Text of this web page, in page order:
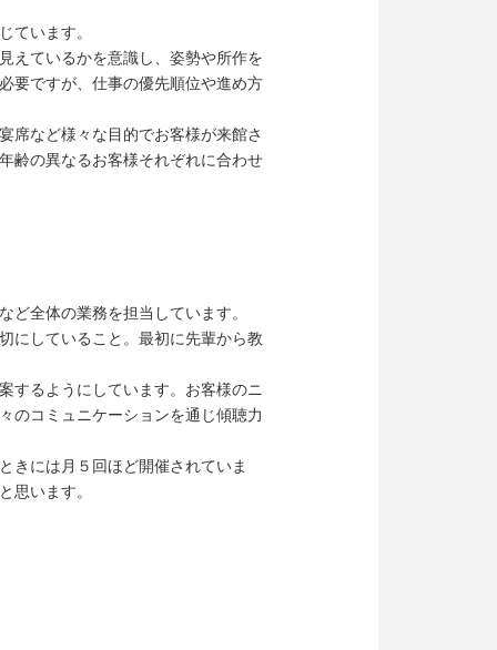
ています。
えているかを意識し、姿勢や所作を
要ですが、仕事の優先順位や進め方
席など様々な目的でお客様が来館さ
齢の異なるお客様それぞれに合わせ
全体の業務を担当しています。
にしていること。最初に先輩から教
するようにしています。お客様のニ
のコミュニケーションを通じ傾聴力
きには月５回ほど開催されていま
思います。